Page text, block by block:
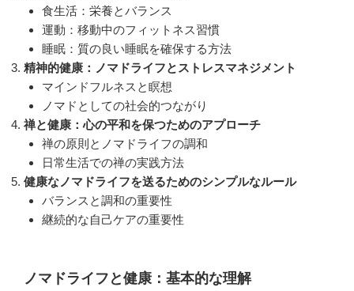
食生活：栄養とバランス
運動：移動中のフィットネス習慣
睡眠：質の良い睡眠を確保する方法
精神的健康：ノマドライフとストレスマネジメント
マインドフルネスと瞑想
ノマドとしての社会的つながり
禅と健康：心の平和を保つためのアプローチ
禅の原則とノマドライフの調和
日常生活での禅の実践方法
健康なノマドライフを送るためのシンプルなルール
バランスと調和の重要性
継続的な自己ケアの重要性
ノマドライフと健康：基本的な理解